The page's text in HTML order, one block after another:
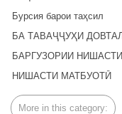
Бурсия барои таҳсил
БА ТАВАҶҶУҲИ
БАРГУЗОРИИ
НИШАСТИ МАТБУОТӢ
More in this category: